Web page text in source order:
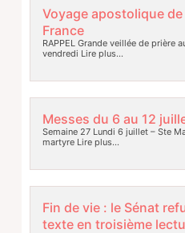
Voyage apostolique de
France
RAPPEL Grande veillée de prière
vendredi Lire plus…
Messes du 6 au 12
Semaine 27 Lundi 6 juillet – Ste
martyreLire plus…
Fin de vie : le Sénat
texte en troisième